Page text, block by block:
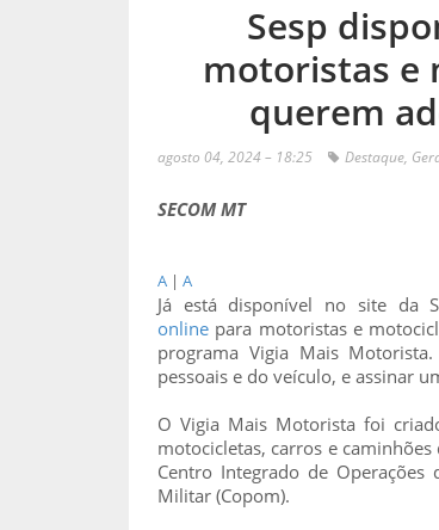
Sesp
motoristas e
querem
agosto 04, 2024 – 18:25 Destaque,
SECOM MT
A | A
Já está disponível no site da
online para motoristas e
programa Vigia Mais
pessoais e do veículo, e assinar
O Vigia Mais Motorista foi
motocicletas, carros e
Centro Integrado de Operações
Militar (Copom).